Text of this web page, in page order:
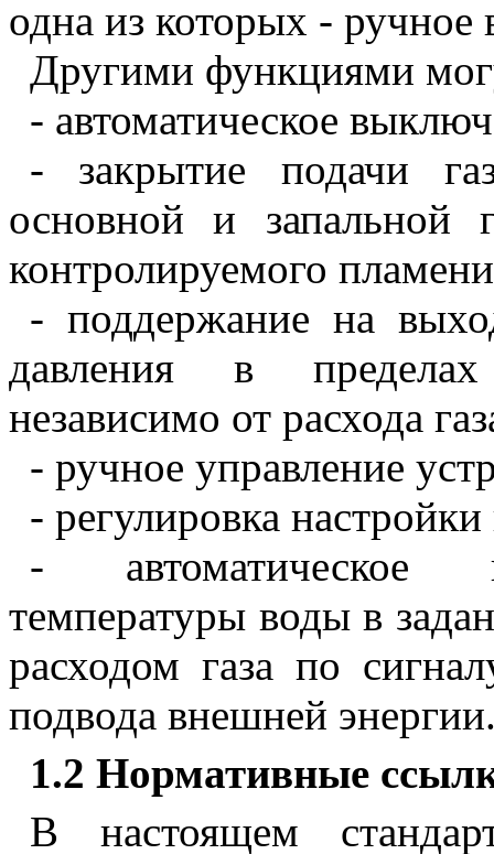
одна из которых - ручное
Другими функциями
- автоматическое
- закрытие подачи
основной и запальной
контролируемого
- поддержание на
давления в пределах
независимо от расхода
- ручное управление
- регулировка
- автоматическое
температуры воды в
расходом газа по
подвода внешней
1.2 Нормативные
В настоящем